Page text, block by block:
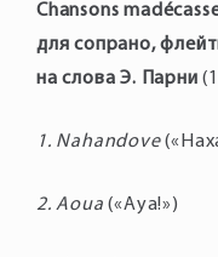
Chansons
для сопрано,
на слова Э. Парни
1. Nahandove
2. Aoua («Ауа!»)